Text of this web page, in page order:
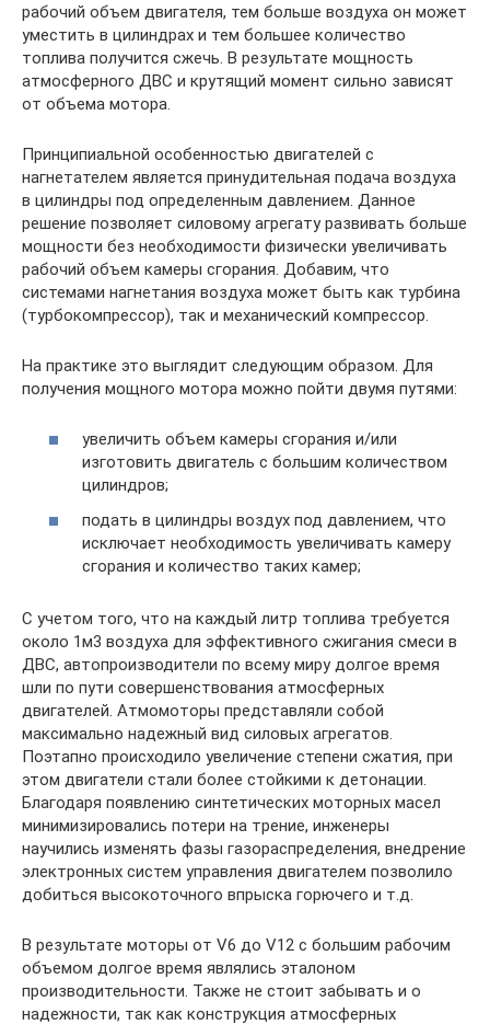
рабочий объем двигателя, тем больше воздуха он может
уместить в цилиндрах и тем большее количество
топлива получится сжечь. В результате мощность
атмосферного ДВС и крутящий момент сильно зависят
от объема мотора.
Принципиальной особенностью двигателей с
нагнетателем является принудительная подача воздуха
в цилиндры под определенным давлением. Данное
решение позволяет силовому агрегату развивать больше
мощности без необходимости физически увеличивать
рабочий объем камеры сгорания. Добавим, что
системами нагнетания воздуха может быть как турбина
(турбокомпрессор), так и механический компрессор.
На практике это выглядит следующим образом. Для
получения мощного мотора можно пойти двумя путями:
увеличить объем камеры сгорания и/или
изготовить двигатель с большим количеством
цилиндров;
подать в цилиндры воздух под давлением, что
исключает необходимость увеличивать камеру
сгорания и количество таких камер;
С учетом того, что на каждый литр топлива требуется
около 1м3 воздуха для эффективного сжигания смеси в
ДВС, автопроизводители по всему миру долгое время
шли по пути совершенствования атмосферных
двигателей. Атмомоторы представляли собой
максимально надежный вид силовых агрегатов.
Поэтапно происходило увеличение степени сжатия, при
этом двигатели стали более стойкими к детонации.
Благодаря появлению синтетических моторных масел
минимизировались потери на трение, инженеры
научились изменять фазы газораспределения, внедрение
электронных систем управления двигателем позволило
добиться высокоточного впрыска горючего и т.д.
В результате моторы от V6 до V12 с большим рабочим
объемом долгое время являлись эталоном
производительности. Также не стоит забывать и о
надежности, так как конструкция атмосферных